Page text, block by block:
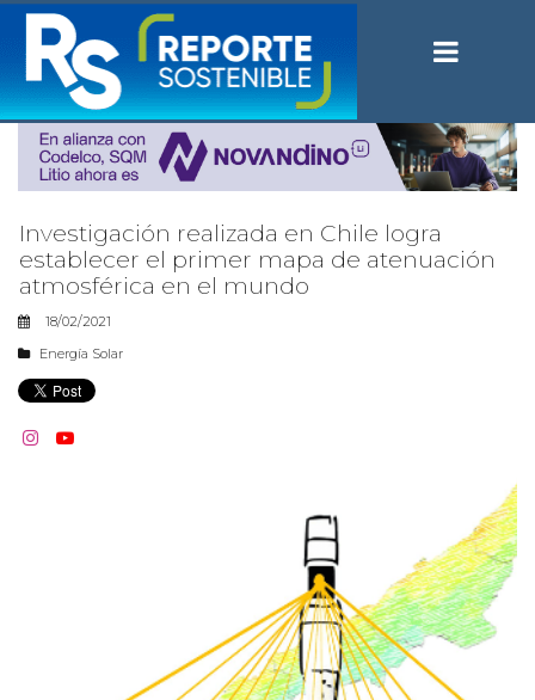
Investigación realizada en Chile logra
establecer el primer mapa de atenuación
atmosférica en el mundo
18/02/2021
Energía Solar
 